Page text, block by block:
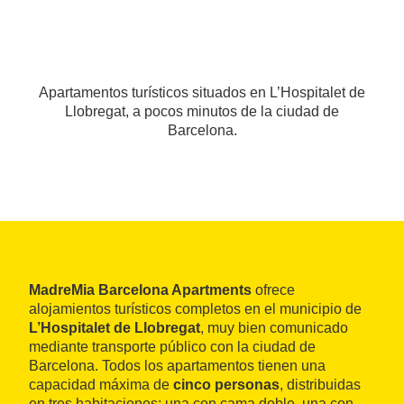
Apartamentos turísticos situados en L’Hospitalet de
Llobregat, a pocos minutos de la ciudad de
Barcelona.
MadreMia Barcelona Apartments ofrece
alojamientos turísticos completos en el municipio de
L’Hospitalet de Llobregat, muy bien comunicado
mediante transporte público con la ciudad de
Barcelona. Todos los apartamentos tienen una
capacidad máxima de cinco personas, distribuidas